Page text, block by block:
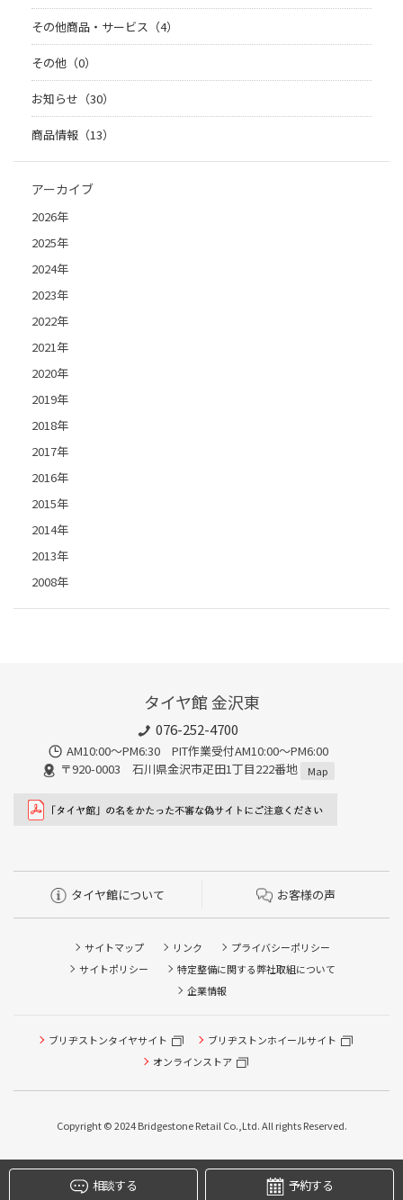
その他商品・サービス（4）
その他（0）
お知らせ（30）
商品情報（13）
アーカイブ
2026年
2025年
2024年
2023年
2022年
2021年
2020年
2019年
2018年
2017年
2016年
2015年
2014年
2013年
2008年
タイヤ館 金沢東
076-252-4700
AM10:00～PM6:30 PIT作業受付AM10:00～PM6:00
〒920-0003 石川県金沢市疋田1丁目222番地
Map
タイヤ館について お客様の声
サイトマップ リンク
プライバシーポリシー
サイトポリシー
特定整備に関する弊社取組について
企業情報
ブリヂストンタイヤサイト
ブリヂストンホイールサイト
オンラインストア
Copyright © 2024 Bridgestone Retail Co.,Ltd. All rights Reserved.
相談する 予約する
タイヤ点検・安全点検/タイヤ履き替え/オイル交換/その他